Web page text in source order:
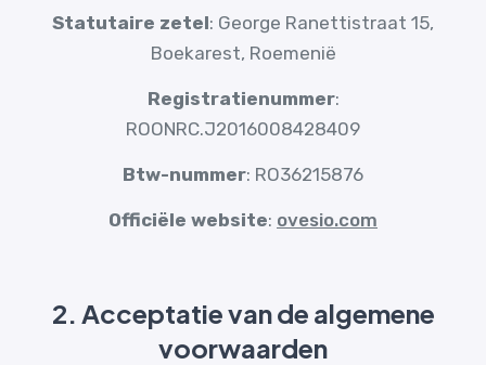
Statutaire zetel: George Ranettistraat 15,
Boekarest, Roemenië
Registratienummer:
ROONRC.J2016008428409
Btw-nummer: RO36215876
Officiële website: ovesio.com
2. Acceptatie van de algemene
voorwaarden